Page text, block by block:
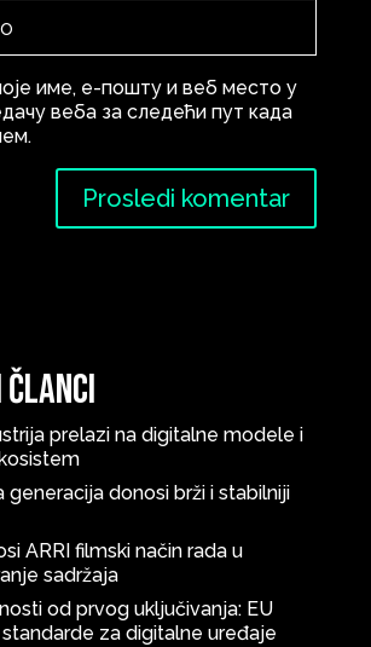
име, е-пошту и веб место у
веба за следећи пут када
članci
prelazi na digitalne modele i
generacija donosi brži i stabilniji
ARRI filmski način rada u
sadržaja
od prvog uključivanja: EU
za digitalne uređaje